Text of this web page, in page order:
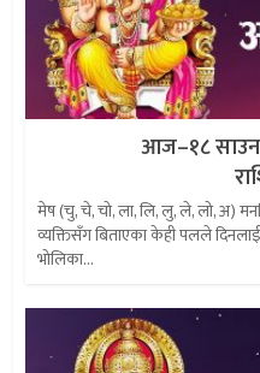
आज–१८ साउन
मेष (चु, चे, चो, ला, लि, लु, ले, लो, अ)
व्यक्तिसँग बिताएका केही पलले
भोलिका...